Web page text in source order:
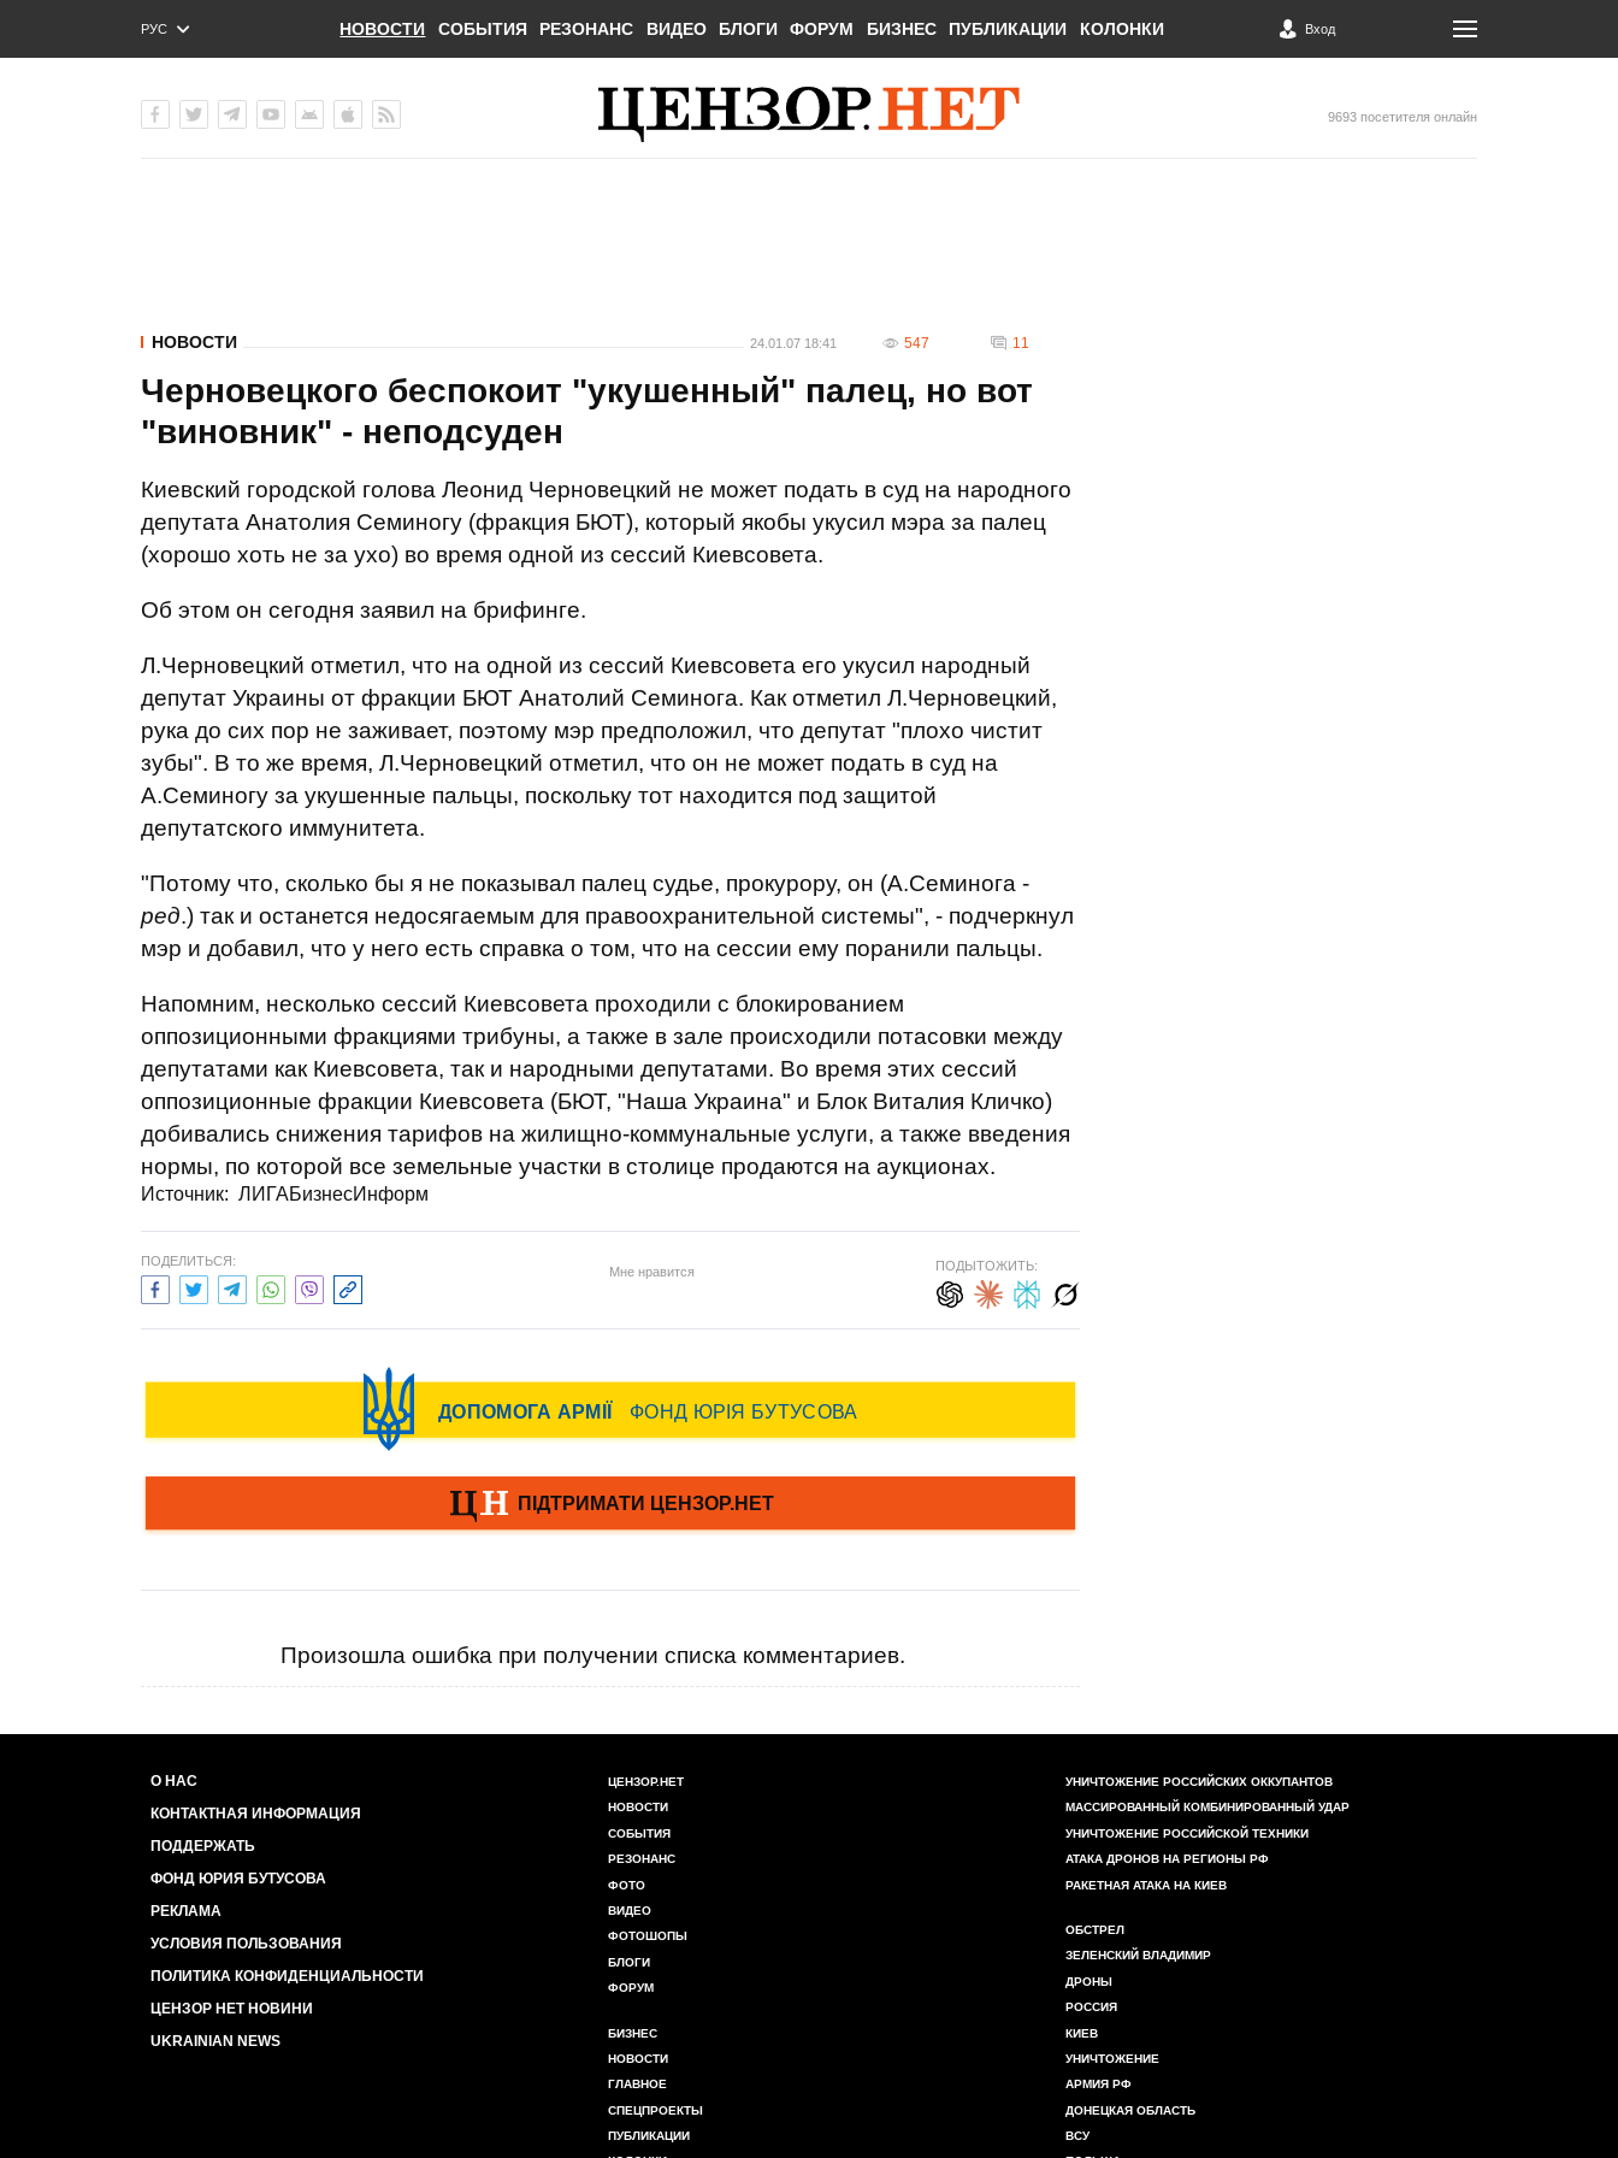
РУС
ENG
НОВОСТИ СОБЫТИЯ РЕЗОНАНС ВИДЕО БЛОГИ ФОРУМ БИЗНЕС ПУБЛИКАЦИИ КОЛОНКИ Вход
9693 посетителя онлайн
НОВОСТИ 24.01.07 18:41 547 11
Черновецкого беспокоит "укушенный" палец, но вот
"виновник" - неподсуден
Киевский городской голова Леонид Черновецкий не может подать в суд на народного
депутата Анатолия Семиногу (фракция БЮТ), который якобы укусил мэра за палец
(хорошо хоть не за ухо) во время одной из сессий Киевсовета.
Об этом он сегодня заявил на брифинге.
Л.Черновецкий отметил, что на одной из сессий Киевсовета его укусил народный
депутат Украины от фракции БЮТ Анатолий Семинога. Как отметил Л.Черновецкий,
рука до сих пор не заживает, поэтому мэр предположил, что депутат "плохо чистит
зубы". В то же время, Л.Черновецкий отметил, что он не может подать в суд на
А.Семиногу за укушенные пальцы, поскольку тот находится под защитой
депутатского иммунитета.
"Потому что, сколько бы я не показывал палец судье, прокурору, он (А.Семинога -
ред.) так и останется недосягаемым для правоохранительной системы", - подчеркнул
мэр и добавил, что у него есть справка о том, что на сессии ему поранили пальцы.
Напомним, несколько сессий Киевсовета проходили с блокированием
оппозиционными фракциями трибуны, а также в зале происходили потасовки между
депутатами как Киевсовета, так и народными депутатами. Во время этих сессий
оппозиционные фракции Киевсовета (БЮТ, "Наша Украина" и Блок Виталия Кличко)
добивались снижения тарифов на жилищно-коммунальные услуги, а также введения
нормы, по которой все земельные участки в столице продаются на аукционах.
Источник: ЛИГАБизнесИнформ
ПОДЕЛИТЬСЯ:
Мне нравится ПОДЫТОЖИТЬ:
Произошла ошибка при получении списка комментариев.
О НАС
КОНТАКТНАЯ ИНФОРМАЦИЯ
ПОДДЕРЖАТЬ
ФОНД ЮРИЯ БУТУСОВА
РЕКЛАМА
УСЛОВИЯ ПОЛЬЗОВАНИЯ
ПОЛИТИКА КОНФИДЕНЦИАЛЬНОСТИ
ЦЕНЗОР НЕТ НОВИНИ
UKRAINIAN NEWS
ЦЕНЗОР.НЕТ
НОВОСТИ
СОБЫТИЯ
РЕЗОНАНС
ФОТО
ВИДЕО
ФОТОШОПЫ
БЛОГИ
ФОРУМ
БИЗНЕС
НОВОСТИ
ГЛАВНОЕ
СПЕЦПРОЕКТЫ
ПУБЛИКАЦИИ
УНИЧТОЖЕНИЕ РОССИЙСКИХ ОККУПАНТОВ
МАССИРОВАННЫЙ КОМБИНИРОВАННЫЙ УДАР
УНИЧТОЖЕНИЕ РОССИЙСКОЙ ТЕХНИКИ
АТАКА ДРОНОВ НА РЕГИОНЫ РФ
РАКЕТНАЯ АТАКА НА КИЕВ
ОБСТРЕЛ
ЗЕЛЕНСКИЙ ВЛАДИМИР
ДРОНЫ
РОССИЯ
КИЕВ
УНИЧТОЖЕНИЕ
АРМИЯ РФ
ДОНЕЦКАЯ ОБЛАСТЬ
ВСУ